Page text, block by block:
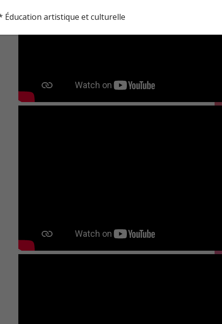
Éducation artistique et culturelle